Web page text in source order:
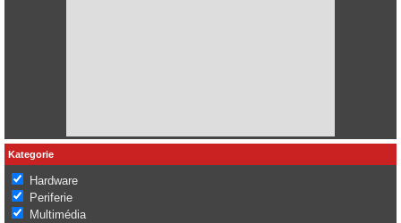
Kategorie
Hardware
Periferie
Multimédia